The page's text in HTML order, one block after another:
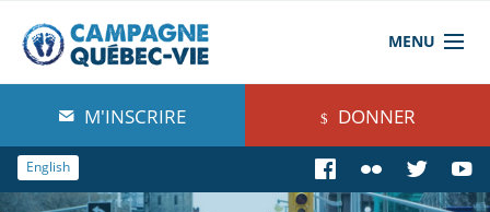
MENU
À propos de nous
Blog
Comprendre
M'INSCRIRE DONNER
English